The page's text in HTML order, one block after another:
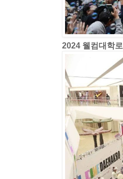
2024 웰컴대학